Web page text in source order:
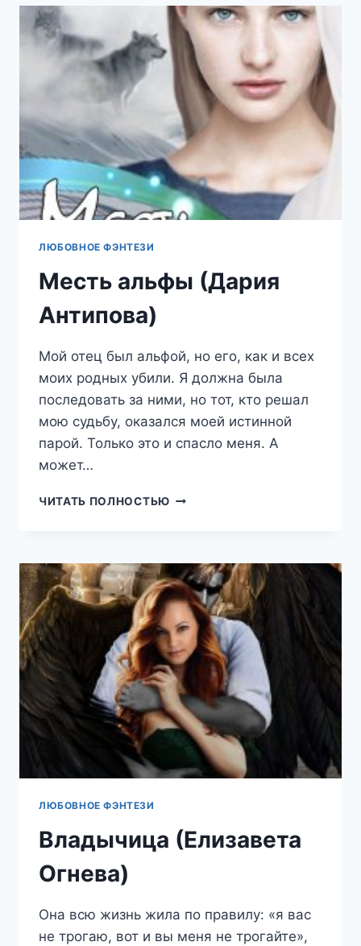
ЛЮБОВНОЕ ФЭНТЕЗИ
Месть альфы (Дария
Антипова)
Мой отец был альфой, но его, как и всех
моих родных убили. Я должна была
последовать за ними, но тот, кто решал
мою судьбу, оказался моей истинной
парой. Только это и спасло меня. А
может…
ЧИТАТЬ ПОЛНОСТЬЮ МЕСТЬ
ЛЮБОВНОЕ ФЭНТЕЗИ
Владычица (Елизавета
Огнева)
Она всю жизнь жила по правилу: «я вас
не трогаю, вот и вы меня не трогайте»,